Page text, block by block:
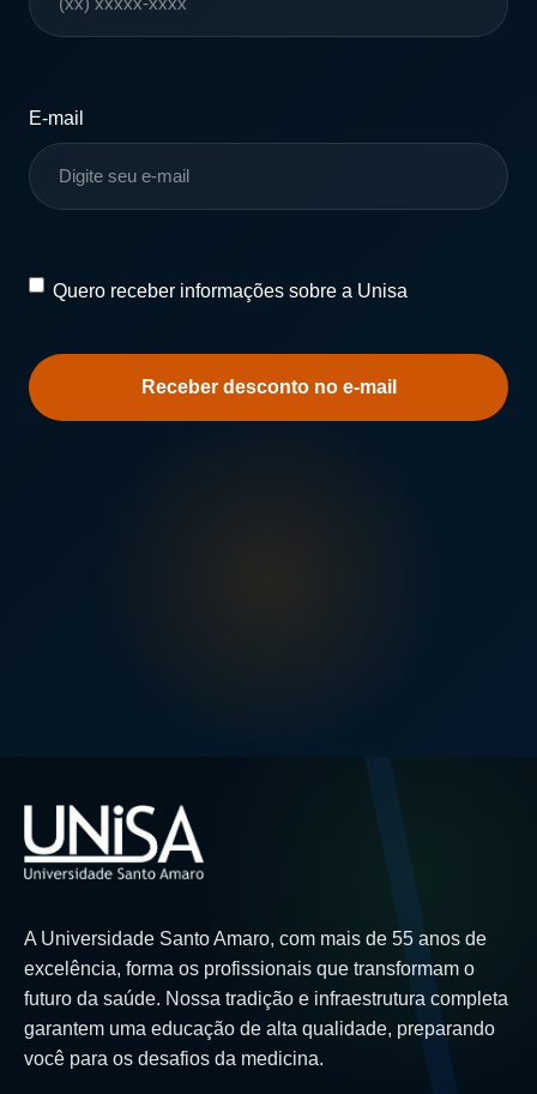
E-mail
Quero
sobre
a
Quero receber informações sobre a Unisa
A Universidade Santo Amaro, com mais de 55 anos de
excelência, forma os profissionais que transformam o
futuro da saúde. Nossa tradição e infraestrutura completa
garantem uma educação de alta qualidade, preparando
você para os desafios da medicina.